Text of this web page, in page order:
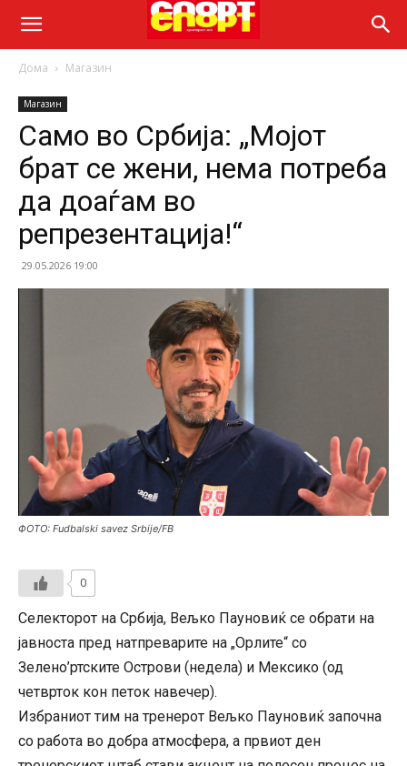
Дома Магазин
Магазин
Само во Србија: „Мојот
брат се жени, нема потреба
да доаѓам во
репрезентација!“
29.05.2026 19:00
ФОТО: Fudbalski savez Srbije/FB
0
Селекторот на Србија, Вељко Пауновиќ се обрати на
јавноста пред натпреварите на „Орлите“ со
Зелено’ртските Острови (недела) и Мексико (од
четврток кон петок навечер).
Избраниот тим на тренерот Вељко Пауновиќ започна
со работа во добра атмосфера, а првиот ден